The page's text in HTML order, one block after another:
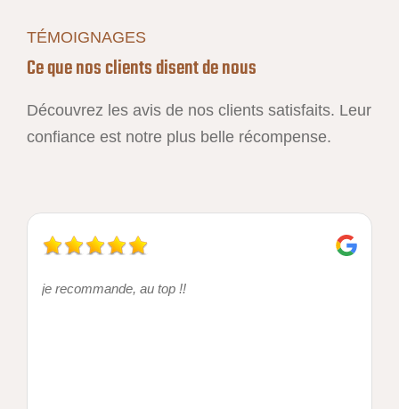
TÉMOIGNAGES
Ce que nos clients disent de nous
Découvrez les avis de nos clients satisfaits. Leur
confiance est notre plus belle récompense.
je recommande, au top !!